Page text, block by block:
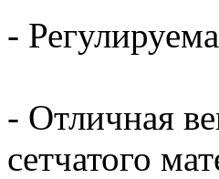
-
- Отличная
сетчатого